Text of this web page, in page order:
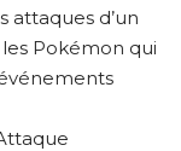
d’un
Pokémon qui